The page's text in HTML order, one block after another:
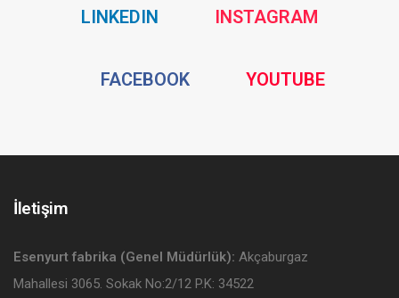
LINKEDINSocial INSTAGRAMSocial
FACEBOOKSocial YOUTUBESocial
İletişim
Esenyurt fabrika (Genel Müdürlük): Akçaburgaz
Mahallesi 3065. Sokak No:2/12 P.K: 34522